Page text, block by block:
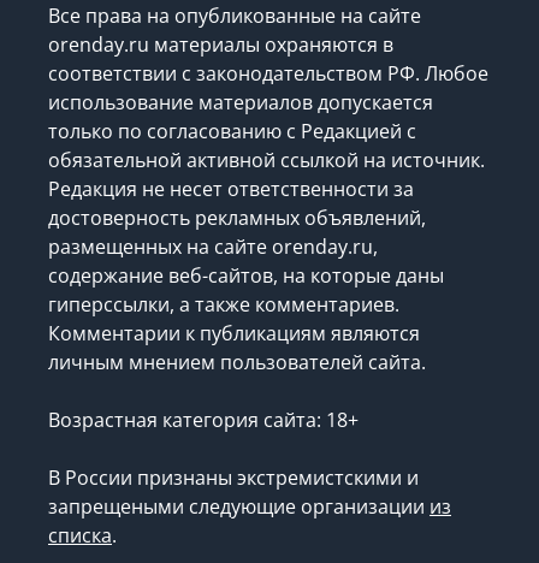
Все права на опубликованные на сайте
orenday.ru материалы охраняются в
соответствии с законодательством РФ. Любое
использование материалов допускается
только по согласованию с Редакцией с
обязательной активной ссылкой на источник.
Редакция не несет ответственности за
достоверность рекламных объявлений,
размещенных на сайте orenday.ru,
содержание веб-сайтов, на которые даны
гиперссылки, а также комментариев.
Комментарии к публикациям являются
личным мнением пользователей сайта.
Возрастная категория сайта: 18+
В России признаны экстремистскими и
запрещеными следующие организации из
списка.